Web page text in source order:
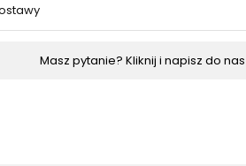
Masz pytanie? Kliknij i napisz do nas